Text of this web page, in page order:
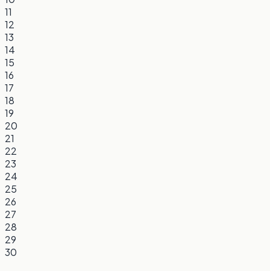
11
12
13
14
15
16
17
18
19
20
21
22
23
24
25
26
27
28
29
30